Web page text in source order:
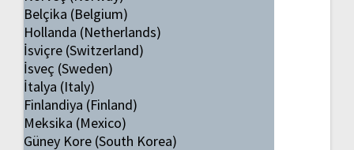
Belçika (Belgium)
Hollanda (Netherlands)
İsviçre (Switzerland)
İsveç (Sweden)
İtalya (Italy)
Finlandiya (Finland)
Meksika (Mexico)
Güney Kore (South Korea)